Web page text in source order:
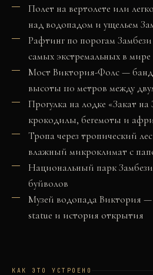
Полет на вертолете или
над водопадом и ущельем
Рафтинг по порогам
самых экстремальных в мире
Мост Виктория-Фолс —
высоты 110 метров между
Прогулка на лодке «Закат
крокодилы, бегемоты и
Тропа через тропический
влажный микроклимат с
Национальный парк
буйволов
Музей водопада Виктория —
statue и история открытия
КАК ЭТО УСТРОЕНО